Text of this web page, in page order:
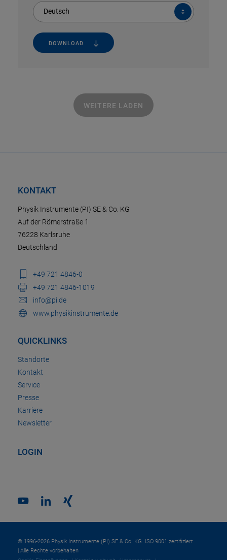
Deutsch
DOWNLOAD
WEITERE LADEN
KONTAKT
Physik Instrumente (PI) SE & Co. KG
Auf der Römerstraße 1
76228 Karlsruhe
Deutschland
+49 721 4846-0
+49 721 4846-1019
info@pi.de
www.physikinstrumente.de
QUICKLINKS
Standorte
Kontakt
Service
Presse
Karriere
Newsletter
LOGIN
© 1996-2026 Physik Instrumente (PI) SE & Co. KG. ISO 9001 zertifiziert
| Alle Rechte vorbehalten